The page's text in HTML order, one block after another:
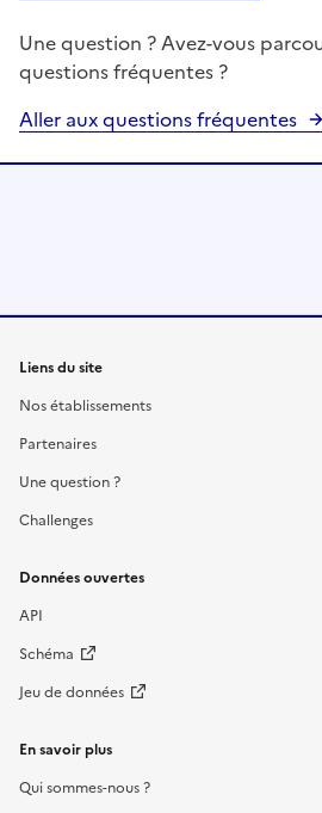
Une question ? Avez-vous
questions fréquentes ?
Aller aux questions fréquentes
Liens du site
Nos établissements
Partenaires
Une question ?
Challenges
Données ouvertes
API
Schéma
Jeu de données
En savoir plus
Qui sommes-nous ?